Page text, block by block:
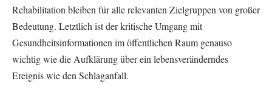
Rehabilitation bleiben für alle relevanten Zielgruppen von großer
Bedeutung. Letztlich ist der kritische Umgang mit
Gesundheitsinformationen im öffentlichen Raum genauso
wichtig wie die Aufklärung über ein lebensveränderndes
Ereignis wie den Schlaganfall.